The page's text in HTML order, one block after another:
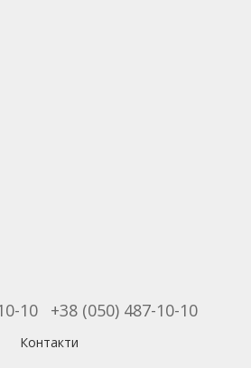
10 +38 (050) 487-10-10
Контакти